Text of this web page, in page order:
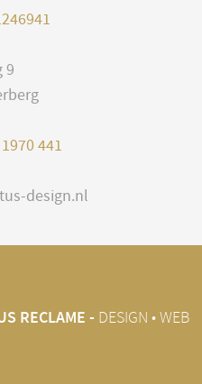
9
441
design.nl
RECLAME - DESIGN • WEB